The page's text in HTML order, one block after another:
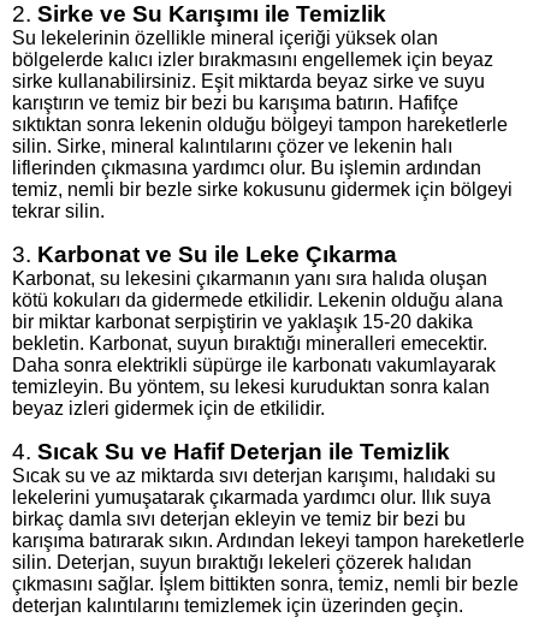
2. Sirke ve Su Karışımı ile Temizlik
Su lekelerinin özellikle mineral içeriği yüksek olan
bölgelerde kalıcı izler bırakmasını engellemek için beyaz
sirke kullanabilirsiniz. Eşit miktarda beyaz sirke ve suyu
karıştırın ve temiz bir bezi bu karışıma batırın. Hafifçe
sıktıktan sonra lekenin olduğu bölgeyi tampon hareketlerle
silin. Sirke, mineral kalıntılarını çözer ve lekenin halı
liflerinden çıkmasına yardımcı olur. Bu işlemin ardından
temiz, nemli bir bezle sirke kokusunu gidermek için bölgeyi
tekrar silin.
3. Karbonat ve Su ile Leke Çıkarma
Karbonat, su lekesini çıkarmanın yanı sıra halıda oluşan
kötü kokuları da gidermede etkilidir. Lekenin olduğu alana
bir miktar karbonat serpiştirin ve yaklaşık 15-20 dakika
bekletin. Karbonat, suyun bıraktığı mineralleri emecektir.
Daha sonra elektrikli süpürge ile karbonatı vakumlayarak
temizleyin. Bu yöntem, su lekesi kuruduktan sonra kalan
beyaz izleri gidermek için de etkilidir.
4. Sıcak Su ve Hafif Deterjan ile Temizlik
Sıcak su ve az miktarda sıvı deterjan karışımı, halıdaki su
lekelerini yumuşatarak çıkarmada yardımcı olur. Ilık suya
birkaç damla sıvı deterjan ekleyin ve temiz bir bezi bu
karışıma batırarak sıkın. Ardından lekeyi tampon hareketlerle
silin. Deterjan, suyun bıraktığı lekeleri çözerek halıdan
çıkmasını sağlar. İşlem bittikten sonra, temiz, nemli bir bezle
deterjan kalıntılarını temizlemek için üzerinden geçin.